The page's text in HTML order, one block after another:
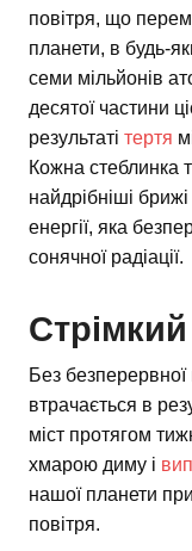
повітря, що
планети, в будь-
семи мільйонів
десятої частини
результаті тертя
Кожна стеблинка
найдрібніші
енергії, яка
сонячної радіації.
Без безперервної
втрачається в
міст протягом
хмарою диму і
нашої планети
повітря.